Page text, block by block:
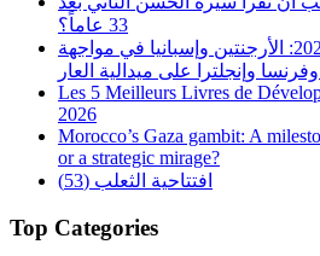
33 عاماً؟
نهائي كأس العالم 2026: الأرجنتين وإسبانيا في مواجهة
وإنجلترا على ميدالية العار
Les 5 Meilleurs Livres de
2026
Morocco’s Gaza gambit: A
or a strategic mirage?
افتتاحية الثعلب (53)
Top Categories